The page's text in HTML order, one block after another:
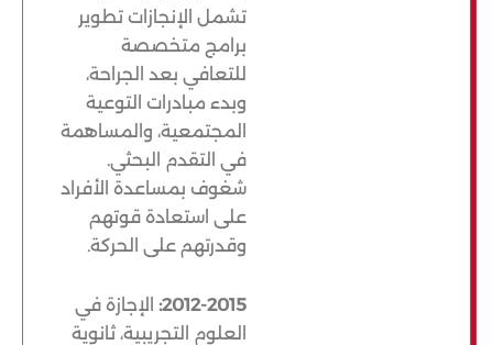
تشمل الإنجازات تطوير
برامج متخصصة
للتعافي بعد الجراحة،
وبدء مبادرات التوعية
المجتمعية، والمساهمة
في التقدم البحثي.
شغوف بمساعدة الأفراد
على استعادة قوتهم
وقدرتهم على الحركة.
2012-2015:
الإجازة في
العلوم التجريبية، ثانوية